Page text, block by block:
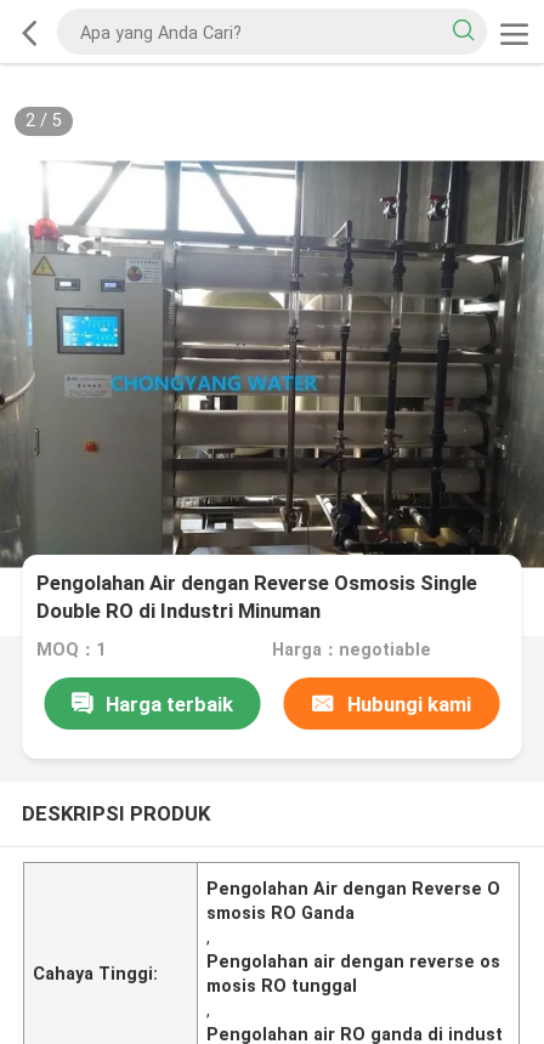
2/ 5
Pengolahan Air dengan Reverse Osmosis Single
Double RO di Industri Minuman
MOQ：1 Harga：negotiable
Harga terbaik Hubungi kami
DESKRIPSI PRODUK
Cahaya Tinggi:
Pengolahan Air dengan Reverse O
smosis RO Ganda
,
Pengolahan air dengan reverse os
mosis RO tunggal
,
Pengolahan air RO ganda di indust